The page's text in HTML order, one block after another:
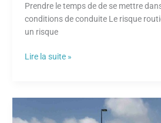
Prendre le temps de de se mettre
conditions de conduite Le risque
un risque
Lire la suite »
risques